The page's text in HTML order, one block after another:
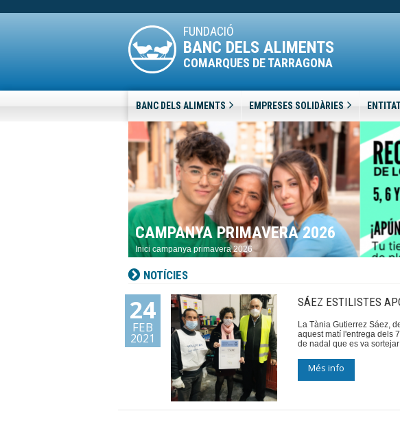
FUNDACIÓ
BANC DELS ALIMENTS
COMARQUES DE TARRAGONA
BANC DELS ALIMENTS EMPRESES SOLIDÀRIES
CAMPANYA PRIMAVERA 2026
Inici campanya primavera 2026
NOTÍCIES
24
FEB
2021
SÁEZ ESTILISTES
La Tània Gutierrez Sáez,
aquest matí l'entrega dels
de nadal que es va
Més info